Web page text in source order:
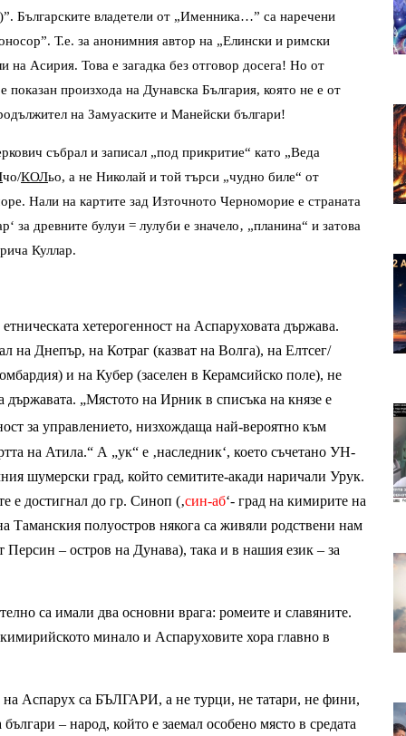
)”. Българските владетели от „Именника…” са наречени
Т.е. за анонимния автор на „Елински и римски
на Асирия. Това е загадка без отговор досега! Но от
показан произхода на Дунавска България, която не е от
на Замуаските и Манейски българи!
събрал и записал „под прикритие“ като „Веда
чо/КОЛьо, а не Николай и той търси „чудно биле“ от
Нали на картите зад Източното Черноморие е страната
за древните булуи = лулуби е значело‚ „планина“ и затова
Куллар.
хетерогенност на Аспаруховата държава.
на Днепър, на Котраг (казват на Волга), на Елтсег/
и на Кубер (заселен в Керамсийско поле), не
държавата. „Мястото на Ирник в списъка на князе е
за управлението, низхождаща най-вероятно към
на Атила.“ А „ук“ е ‚наследник‘, което съчетано УН-
шумерски град, който семитите-акади наричали Урук.
е достигнал до гр. Синоп (‚син-аб‘- град на кимирите на
Таманския полуостров някога са живяли родствени нам
Персин – остров на Дунава), така и в нашия език – за
са имали два основни врага: ромеите и славяните.
минало и Аспаруховите хора главно в
Аспарух са БЪЛГАРИ, а не турци, не татари, не фини,
– народ, който е заемал особено място в средата